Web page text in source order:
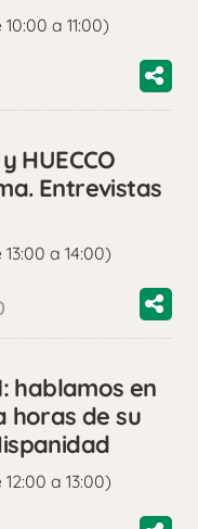
a 11:00)
HUECCO
Entrevistas
a 14:00)
hablamos en
horas de su
a 13:00)